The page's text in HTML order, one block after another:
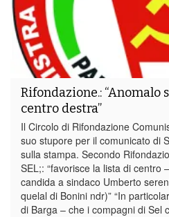
Rifondazione.: “Anomalo
centro destra”
Il Circolo di Rifondazione
suo stupore per il comunicato di
sulla stampa. Secondo
SEL;: “favorisce la lista di centro
candida a sindaco Umberto
quelal di Bonini ndr)” “In
di Barga – che i compagni di Sel